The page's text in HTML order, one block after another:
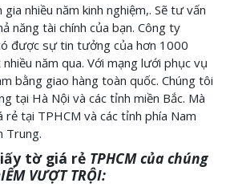
nhiều năm kinh nghiệm,. Sẽ tư vấn
năng tài chính của bạn. Công ty
được sự tin tưởng của hơn 1000
năm qua. Với mạng lưới phục vụ
bằng giao hàng toàn quốc. Chúng tôi
tại Hà Nội và các tỉnh miền Bắc. Mà
rẻ tại TPHCM và các tỉnh phía Nam
Trung.
tờ giá rẻ TPHCM của chúng
VƯỢT TRỘI: